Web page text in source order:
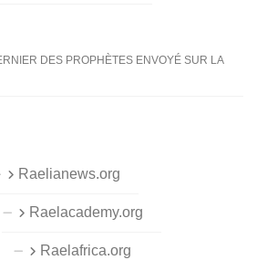
DES PROPHÈTES ENVOYÉ SUR LA
Raelianews.org
Raelacademy.org
Raelafrica.org